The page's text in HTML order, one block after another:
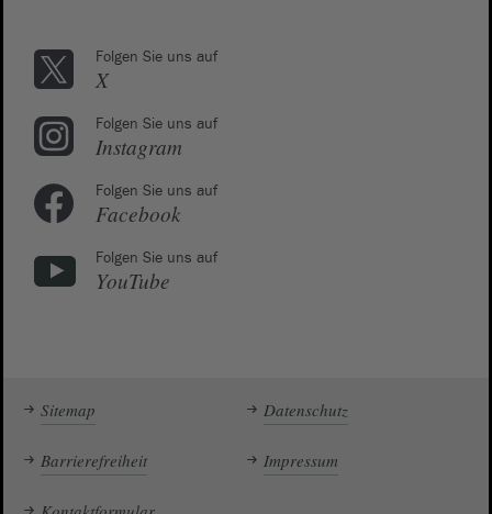
Folgen Sie uns auf
X
Folgen Sie uns auf
Instagram
Folgen Sie uns auf
Facebook
Folgen Sie uns auf
YouTube
Sitemap Datenschutz
Barrierefreiheit Impressum